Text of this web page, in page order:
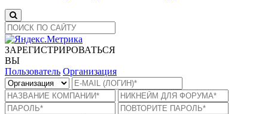
ЗАРЕГИСТРИРОВАТЬСЯ
ВЫ
Пользователь Организация